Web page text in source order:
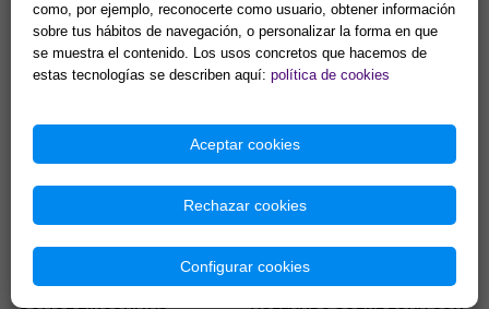
5,00 €
chakra del plexo solar: Se
encuentra en la parte superior
del abdomen en la zona...
8,42 €
COLGANTE PLATA MISU-
DOMOE ZIRCONITAS
COLGANTE ACERO LOBO
como, por ejemplo, reconocerte como usuario, obtener información
sobre tus hábitos de navegación, o personalizar la forma en que
se muestra el contenido. Los usos concretos que hacemos de
estas tecnologías se describen aquí: política de cookies
Aceptar cookies
Rechazar cookies
Configurar cookies